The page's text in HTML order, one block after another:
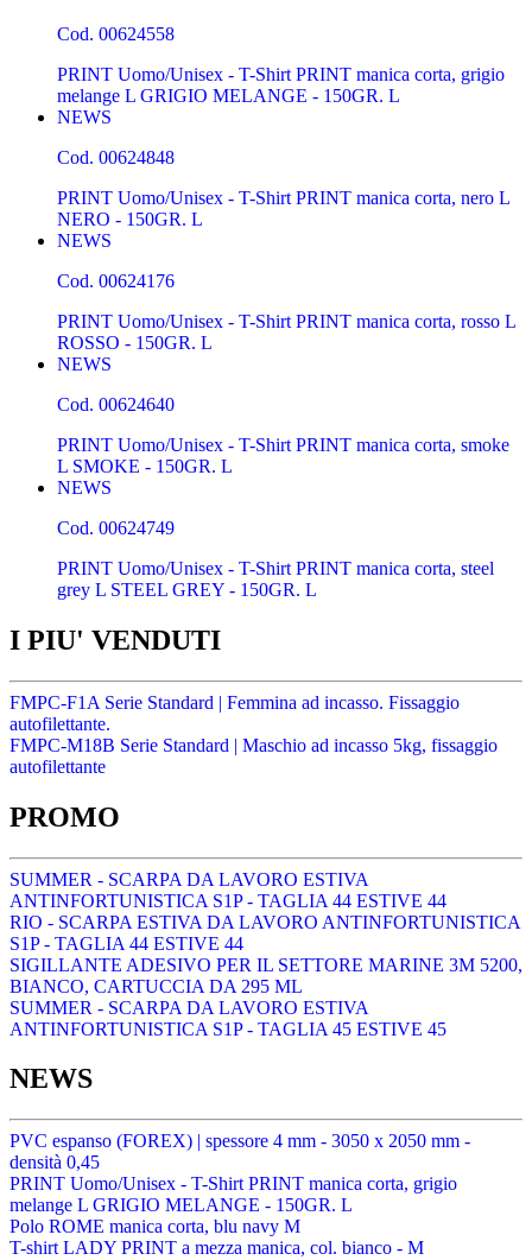
Cod. 00624558
PRINT Uomo/Unisex - T-Shirt PRINT manica corta, grigio
melange L GRIGIO MELANGE - 150GR. L
NEWS
Cod. 00624848
PRINT Uomo/Unisex - T-Shirt PRINT manica corta, nero L
NERO - 150GR. L
NEWS
Cod. 00624176
PRINT Uomo/Unisex - T-Shirt PRINT manica corta, rosso L
ROSSO - 150GR. L
NEWS
Cod. 00624640
PRINT Uomo/Unisex - T-Shirt PRINT manica corta, smoke
L SMOKE - 150GR. L
NEWS
Cod. 00624749
PRINT Uomo/Unisex - T-Shirt PRINT manica corta, steel
grey L STEEL GREY - 150GR. L
I PIU' VENDUTI
FMPC-F1A Serie Standard | Femmina ad incasso. Fissaggio
autofilettante.
FMPC-M18B Serie Standard | Maschio ad incasso 5kg, fissaggio
autofilettante
PROMO
SUMMER - SCARPA DA LAVORO ESTIVA
ANTINFORTUNISTICA S1P - TAGLIA 44 ESTIVE 44
RIO - SCARPA ESTIVA DA LAVORO ANTINFORTUNISTICA
S1P - TAGLIA 44 ESTIVE 44
SIGILLANTE ADESIVO PER IL SETTORE MARINE 3M 5200,
BIANCO, CARTUCCIA DA 295 ML
SUMMER - SCARPA DA LAVORO ESTIVA
ANTINFORTUNISTICA S1P - TAGLIA 45 ESTIVE 45
NEWS
PVC espanso (FOREX) | spessore 4 mm - 3050 x 2050 mm -
densità 0,45
PRINT Uomo/Unisex - T-Shirt PRINT manica corta, grigio
melange L GRIGIO MELANGE - 150GR. L
Polo ROME manica corta, blu navy M
T-shirt LADY PRINT a mezza manica, col. bianco - M